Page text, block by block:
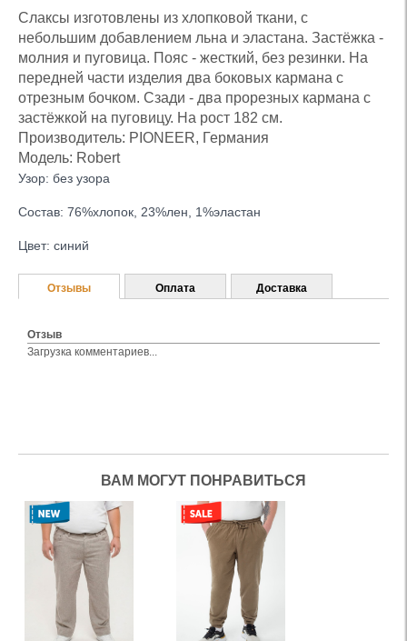
Слаксы изготовлены из хлопковой ткани, с
небольшим добавлением льна и эластана. Застёжка -
молния и пуговица. Пояс - жесткий, без резинки. На
передней части изделия два боковых кармана с
отрезным бочком. Сзади - два прорезных кармана с
застёжкой на пуговицу. На рост 182 см.
Производитель: PIONEER, Германия
Модель: Robert
Узор: без узора
Состав: 76%хлопок, 23%лен, 1%эластан
Цвет: синий
Отзывы
Отзыв
Загрузка комментариев...
Оплата Доставка
ВАМ МОГУТ ПОНРАВИТЬСЯ